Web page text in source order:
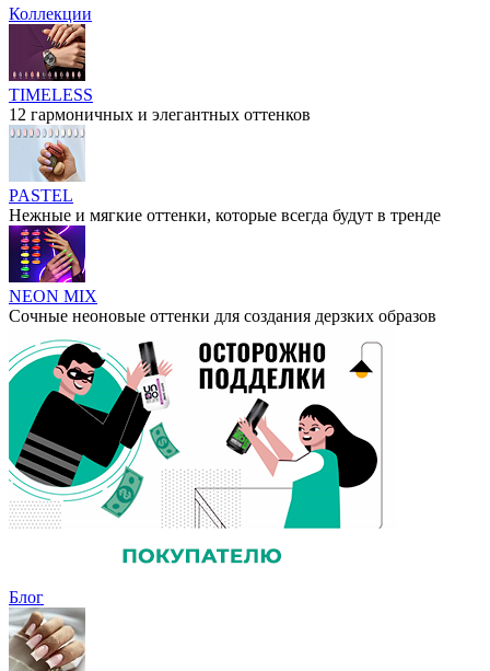
Коллекции
TIMELESS
12 гармоничных и элегантных оттенков
PASTEL
Нежные и мягкие оттенки, которые всегда будут в тренде
NEON MIX
Сочные неоновые оттенки для создания дерзких образов
Блог